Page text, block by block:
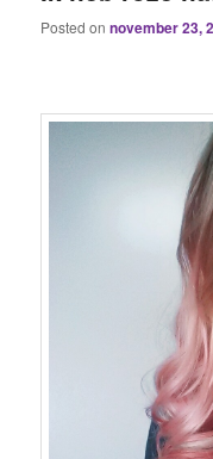
Posted onnovember 23,